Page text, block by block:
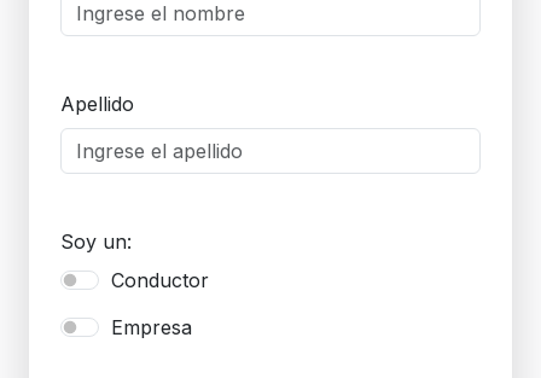
Apellido
Soy un:
Conductor
Empresa